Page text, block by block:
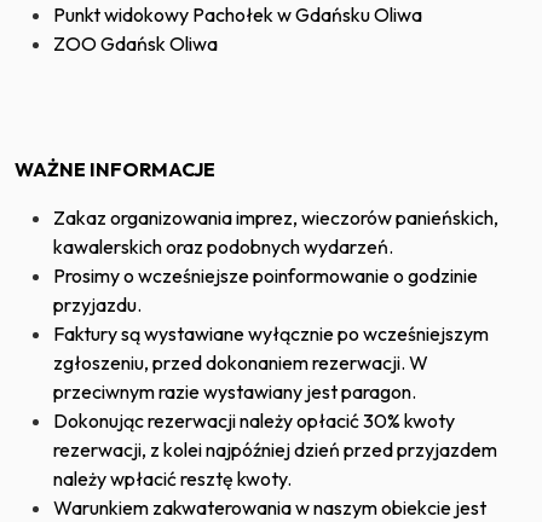
Punkt widokowy Pachołek w Gdańsku Oliwa
ZOO Gdańsk Oliwa
WAŻNE INFORMACJE
Zakaz organizowania imprez, wieczorów panieńskich,
kawalerskich oraz podobnych wydarzeń.
Prosimy o wcześniejsze poinformowanie o godzinie
przyjazdu.
Faktury są wystawiane wyłącznie po wcześniejszym
zgłoszeniu, przed dokonaniem rezerwacji. W
przeciwnym razie wystawiany jest paragon.
Dokonując rezerwacji należy opłacić 30% kwoty
rezerwacji, z kolei najpóźniej dzień przed przyjazdem
należy wpłacić resztę kwoty.
Warunkiem zakwaterowania w naszym obiekcie jest